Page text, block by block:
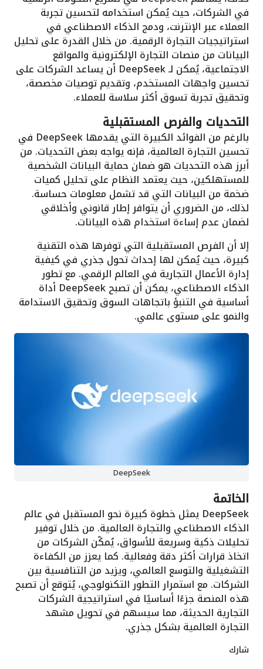
في الشركات، حيث يُمكن استخدامه لتحسين تجربة
العملاء عبر الإنترنت، ودمج الذكاء الاصطناعي في
استراتيجيات التجارة الرقمية. من خلال القدرة على تحليل
البيانات من منصات التجارة الإلكترونية والمواقع
الاجتماعية، يُمكن لـ DeepSeek أن يساعد الشركات على
تحسين واجهات المستخدم، وتقديم توصيات مخصصة،
وتحقيق تجربة تسوق أكثر سلاسة للعملاء.
التحديات والفرص المستقبلية
بالرغم من الفوائد الكبيرة التي يقدمها DeepSeek في
تحسين التجارة العالمية، فإنه يواجه بعض التحديات. من
أبرز هذه التحديات هو ضمان حماية البيانات الشخصية
للمستهلكين، حيث يعتمد النظام على تحليل كميات
ضخمة من البيانات التي قد تشمل معلومات حساسة.
لذلك، من الضروري أن يتوافر إطار قانوني وأخلاقي
لضمان عدم إساءة استخدام هذه البيانات.
إلا أن الفرص المستقبلية التي توفرها هذه التقنية
كبيرة، حيث يُمكن لها إحداث تحول جذري في كيفية
إدارة الأعمال التجارية في العالم الرقمي. مع تطور
الذكاء الاصطناعي، يمكن أن تصبح DeepSeek أداة
أساسية في التنبؤ باتجاهات السوق وتحقيق الاستدامة
والنمو على مستوى عالمي.
DeepSeek
الخاتمة
DeepSeek يمثل خطوة كبيرة نحو المستقبل في عالم
الذكاء الاصطناعي والتجارة العالمية. من خلال توفير
تحليلات ذكية وسريعة للأسواق، يُمكّن الشركات من
اتخاذ قرارات أكثر دقة وفعالية. كما يعزز من الكفاءة
التشغيلية والتوسع العالمي، ويزيد من التنافسية بين
الشركات. مع استمرار التطور التكنولوجي، يُتوقع أن تصبح
هذه المنصة جزءًا أساسيًا في استراتيجية الشركات
التجارية الحديثة، مما سيسهم في تحويل مشهد
التجارة العالمية بشكل جذري.
شارك